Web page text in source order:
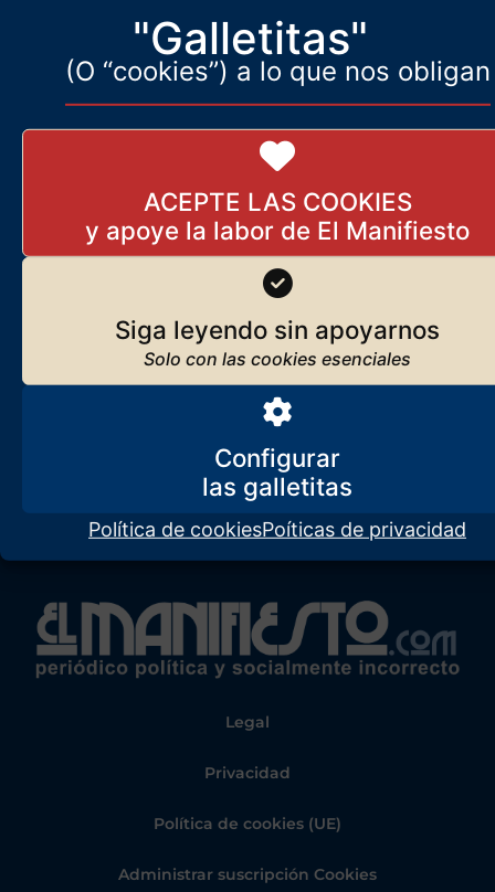
"Galletitas"
(O “cookies”) a lo que nos obligan
ACEPTE LAS COOKIES
Siga leyendo sin apoyarnos
Configurar
Política de cookiesPoíticas de privacidad
Legal
Privacidad
Política de cookies (UE)
Administrar suscripción Cookies